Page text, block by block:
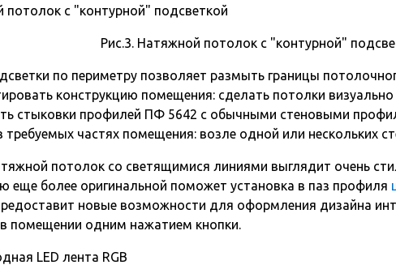
Рис.3. Натяжной потолок с "контурной"
по периметру позволяет размыть границы
конструкцию помещения: сделать потолки
стыковки профилей ПФ 5642 с обычными стеновыми
требуемых частях помещения: возле одной или нескольких
потолок со светящимися линиями выглядит очень
еще более оригинальной поможет установка в паз профиля
новые возможности для оформления дизайна
помещении одним нажатием кнопки.